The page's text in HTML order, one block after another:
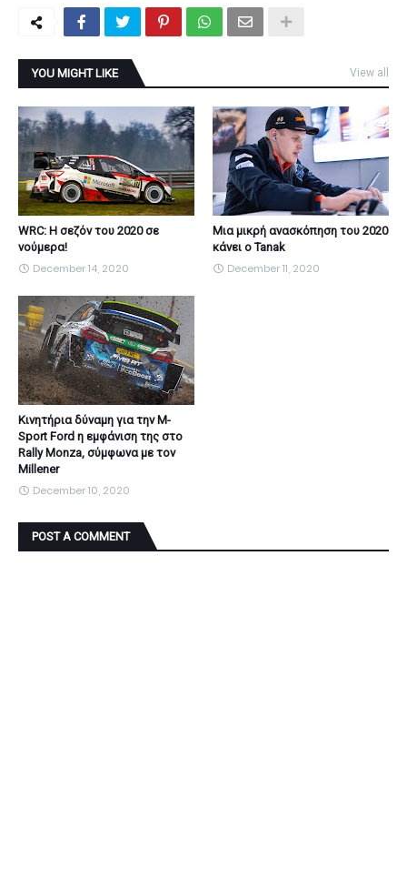
YOU MIGHT LIKE View all
WRC: Η σεζόν του 2020 σε
νούμερα!
December 14, 2020
Μια μικρή ανασκόπηση του 2020
κάνει ο Tanak
December 11, 2020
Κινητήρια δύναμη για την M-
Sport Ford η εμφάνιση της στο
Rally Monza, σύμφωνα με τον
Millener
December 10, 2020
POST A COMMENT